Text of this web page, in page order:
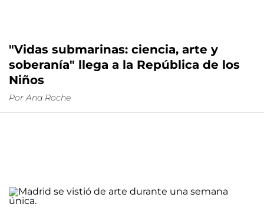
"Vidas submarinas: ciencia, arte y
soberanía" llega a la República de los
Niños
Por Ana Roche